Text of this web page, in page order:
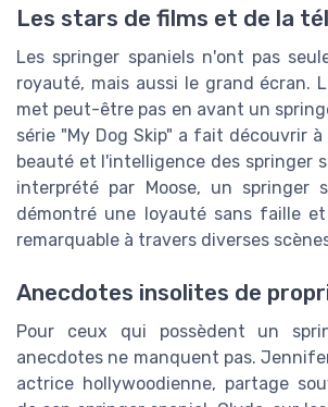
Les stars de films et de la
Les springer spaniels n'ont pas
royauté, mais aussi le grand écran.
met peut-être pas en avant un
série "My Dog Skip" a fait découvrir
beauté et l'intelligence des springer
interprété par Moose, un springer
démontré une loyauté sans faille
remarquable à travers diverses
Anecdotes insolites de
Pour ceux qui possèdent un
anecdotes ne manquent pas.
actrice hollywoodienne, partage